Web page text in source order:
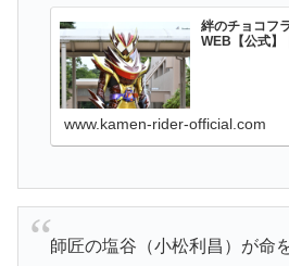
絆のチョコフ
WEB【公式】
www.kamen-rider-official.com
師匠の塩谷（小松利昌）が命